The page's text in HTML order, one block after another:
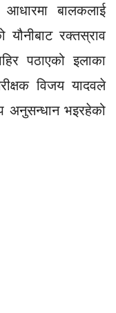
बालकलाई
रक्तस्राव
पठाएको इलाका
विजय यादवले
अनुसन्धान भइरहेको